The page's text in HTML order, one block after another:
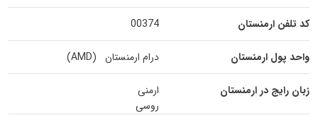
کد تلفن ارمنستان 00374
واحد پول ارمنستان درام ارمنستان (AMD)
زبان رایج در ارمنستان
ارمنی
روسی